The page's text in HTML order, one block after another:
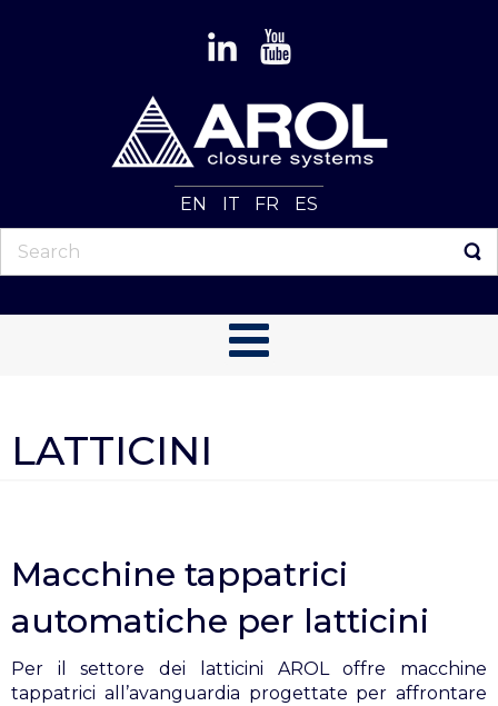
EN IT FR ES
LATTICINI
Macchine tappatrici
automatiche per latticini
Per il settore dei latticini AROL offre macchine
tappatrici all’avanguardia progettate per affrontare